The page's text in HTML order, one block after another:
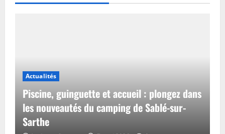
Actualités
Piscine, guinguette et accueil : plongez dans
les nouveautés du camping de Sablé-sur-
Sarthe